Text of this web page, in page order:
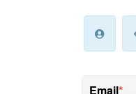
Email